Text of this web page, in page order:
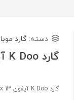
دسته: گارد
گارد K Doo آیفون 13 promax
گارد K Doo آیفون 13 promax